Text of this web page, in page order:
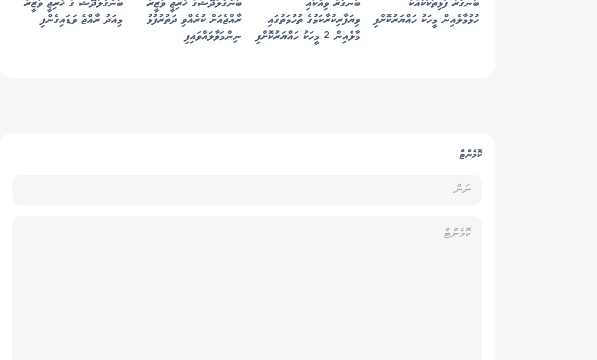
ކޮމެންޓް
ބަނގުރާ ފުޅިތަކަކާއެކު
ހުޅުމާލެއިން މީހަކު ހައްޔަރުކޮށްފި
ބަނގުރާ ވިއްކައި
ވިޔަފާރިކުރާކަމުގެ ތުހުމަތުގައި
މާލެއިން 2 މީހަކު ހައްޔަރުކޮށްފި
ބަންގްލަދޭޝްގެ ޚާރިޖީ ވަޒީރު
ރާއްޖެއަށް ކުރެއްވި ދަތުރުފުޅު
ނިންމަވާލައްވައިފި
ބަންގްލަދޭޝް ގެ ޚާރިޖީ ވަޒީރު
މިއަދު ރާއްޖެ ވަޑައިގެންފި